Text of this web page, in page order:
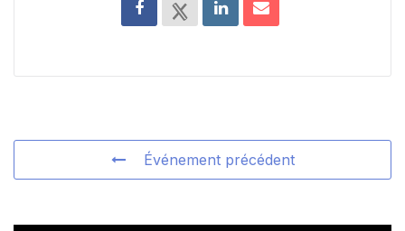
Événement précédent